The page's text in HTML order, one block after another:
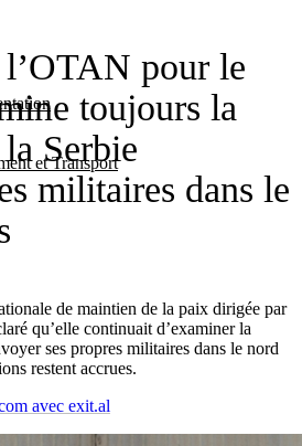
et Transport
pour le
toujours la
Serbie
militaires dans le
de maintien de la paix dirigée par
qu’elle continuait d’examiner la
ses propres militaires dans le nord
restent accrues.
avec exit.al